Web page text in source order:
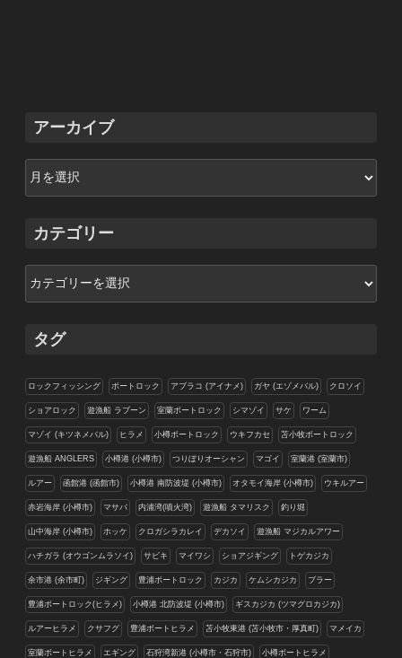
アーカイブ
ー
カ
カテゴリー
テ
ゴ
タグ
ロックフィッシング ボートロック アブラコ (アイナメ) ガヤ (エゾメバル) クロソイ
ショアロック 遊漁船 ラブーン 室蘭ボートロック シマゾイ サケ ワーム
マゾイ (キツネメバル) ヒラメ 小樽ボートロック ウキフカセ 苫小牧ボートロック
遊漁船 ANGLERS 小樽港 (小樽市) つりぼりオーシャン マゴイ 室蘭港 (室蘭市)
ルアー 函館港 (函館市) 小樽港 南防波堤 (小樽市) オタモイ海岸 (小樽市) ウキルアー
赤岩海岸 (小樽市) マサバ 内浦湾(噴火湾) 遊漁船 タマリスク 釣り堀
山中海岸 (小樽市) ホッケ クロガシラカレイ デカソイ 遊漁船 マジカルアワー
ハチガラ (オウゴンムラソイ) サビキ マイワシ ショアジギング トゲカジカ
余市港 (余市町) ジギング 豊浦ボートロック カジカ ケムシカジカ ブラー
豊浦ボートロック(ヒラメ) 小樽港 北防波堤 (小樽市) ギスカジカ (ツマグロカジカ)
ルアーヒラメ クサフグ 豊浦ボートヒラメ 苫小牧東港 (苫小牧市・厚真町) マメイカ
室蘭ボートヒラメ エギング 石狩湾新港 (小樽市・石狩市) 小樽ボートヒラメ